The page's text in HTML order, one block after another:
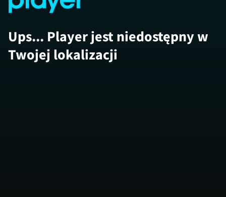
Ups... Player jest niedostępny w
Twojej lokalizacji